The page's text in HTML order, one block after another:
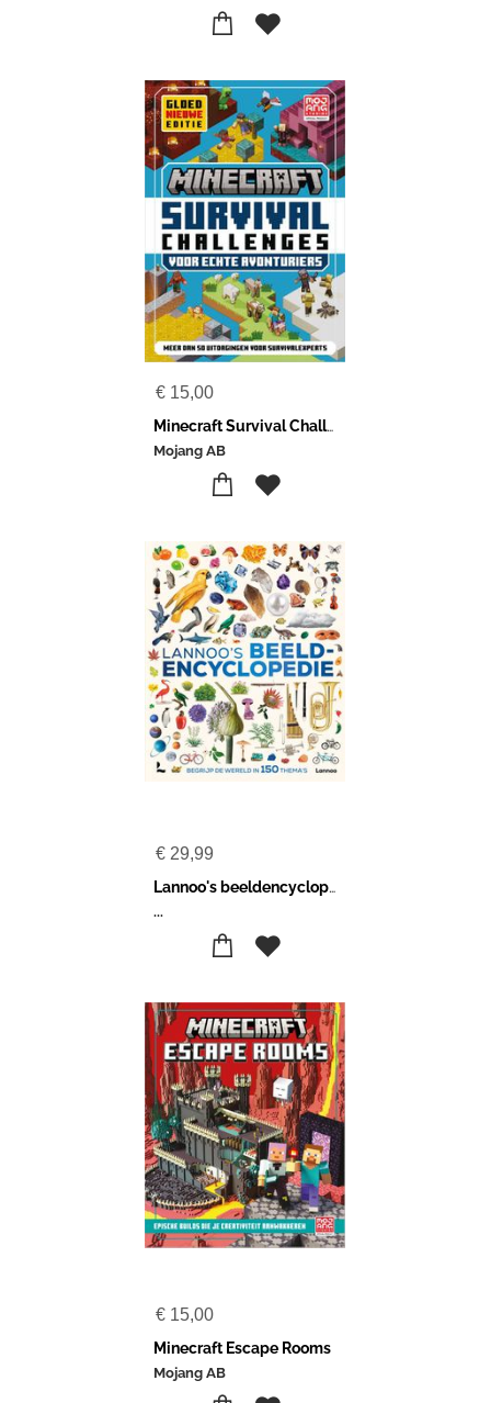
€ 15,00
Minecraft Survival Challenges
Mojang AB
€ 29,99
Lannoo's beeldencyclopedie
...
€ 15,00
Minecraft Escape Rooms
Mojang AB